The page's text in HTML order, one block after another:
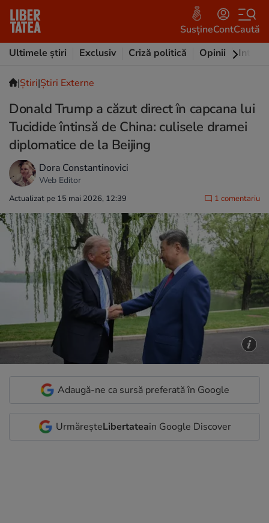
SusțineContCaută
Ultimele știri
Exclusiv Criză politică Opinii
|Ştiri|Știri Externe
Donald Trump a căzut direct în capcana lui
Tucidide întinsă de China: culisele dramei
diplomatice de la Beijing
Dora Constantinovici
Web Editor
Actualizat pe 15 mai 2026, 12:39 1 comentariu
Adaugă-ne ca sursă preferată în Google
UrmăreșteLibertateain Google Discover